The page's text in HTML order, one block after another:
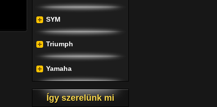
SYM
Triumph
Yamaha
Így szerelünk mi